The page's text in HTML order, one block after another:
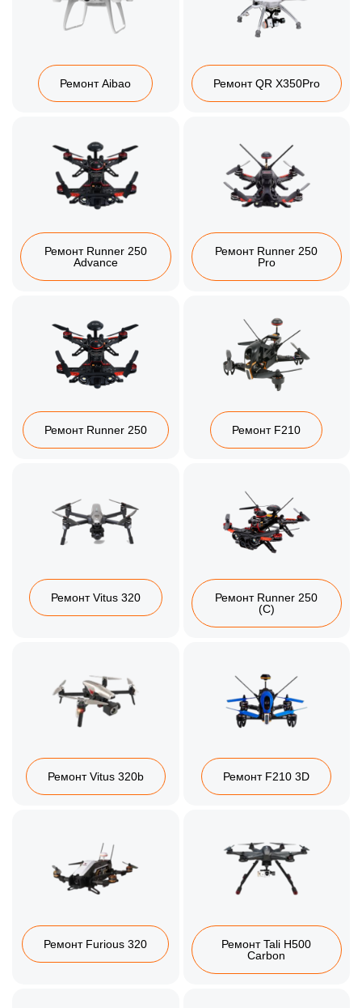
Ремонт Aibao Ремонт QR X350Pro
Ремонт Runner 250
Advance
Ремонт Runner 250
Pro
Ремонт Runner 250 Ремонт F210
Ремонт Vitus 320
Ремонт Runner 250
(C)
Ремонт Vitus 320b Ремонт F210 3D
Ремонт Furious 320
Ремонт Tali H500
Carbon